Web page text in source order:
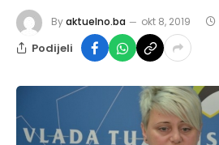
Byaktuelno.ba okt 8, 2019
Podijeli